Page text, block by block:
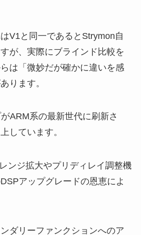
V1と同一であるとStrymon自
が、実際にブラインド比較を
は「微妙だが確かに違いを感
ります。
ARM系の最新世代に刷新さ
しています。
ンジ拡大やプリディレイ調整機
アップグレードの恩恵によ
ダリーファンクションへのア